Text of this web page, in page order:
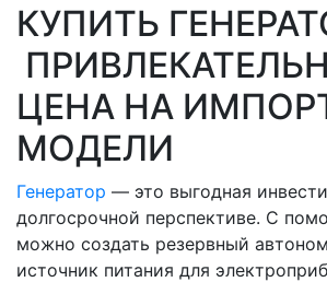
КУПИТЬ
ЦЕНА НА
МОДЕЛИ
Генератор — это выгодная
долгосрочной перспективе. С
можно создать резервный
источник питания для